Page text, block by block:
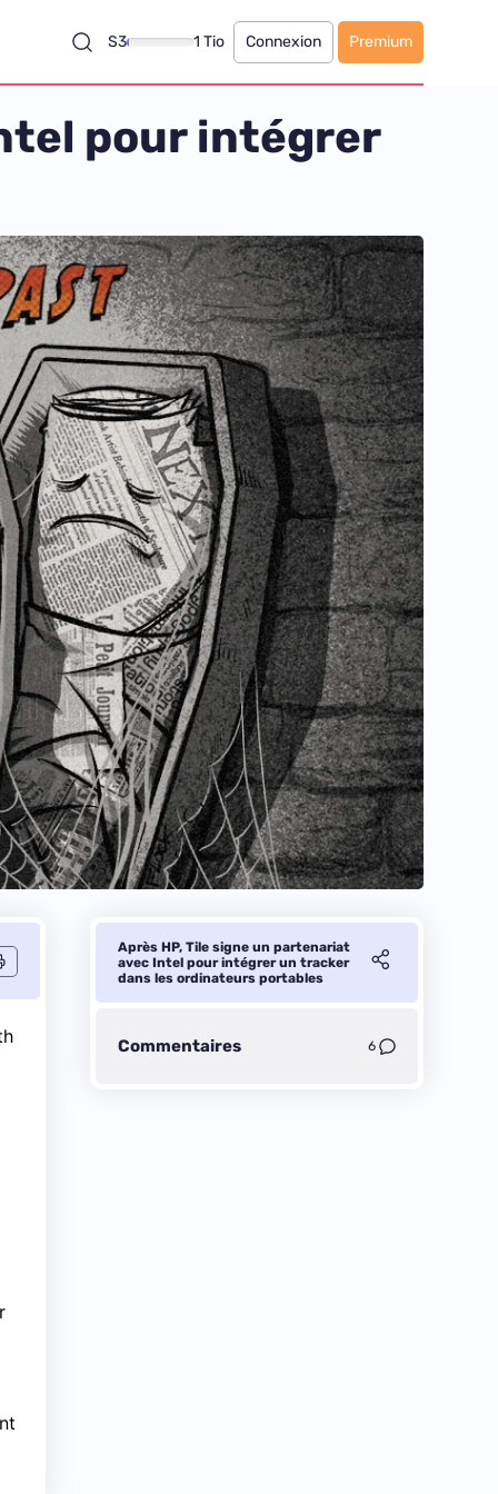
S3 1 Tio Connexion Premium
pour intégrer
Après HP, Tile signe un partenariat
avec Intel pour intégrer un tracker
dans les ordinateurs portables
Commentaires 6